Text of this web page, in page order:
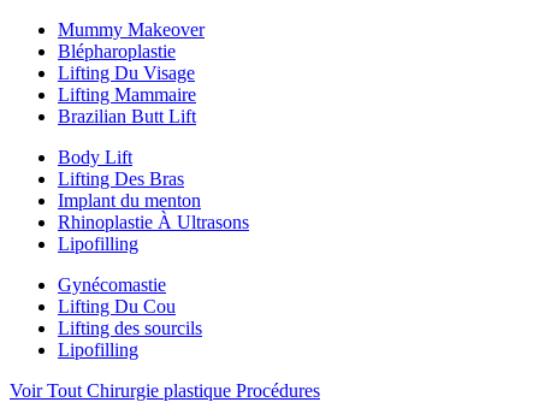
Mummy Makeover
Blépharoplastie
Lifting Du Visage
Lifting Mammaire
Brazilian Butt Lift
Body Lift
Lifting Des Bras
Implant du menton
Rhinoplastie À Ultrasons
Lipofilling
Gynécomastie
Lifting Du Cou
Lifting des sourcils
Lipofilling
Voir Tout Chirurgie plastique Procédures